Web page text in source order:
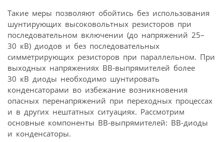
Такие меры позволяют обойтись без использования
шунтирующих высоковольтных резисторов при
последовательном включении (до напряжений 25–
30 кВ) диодов и без последовательных
симметрирующих резисторов при параллельном. При
выходных напряжениях ВВ-выпрямителей более
30 кВ диоды необходимо шунтировать
конденсаторами во избежание возникновения
опасных перенапряжений при переходных процессах
и в других нештатных ситуациях. Рассмотрим
основные компоненты ВВ-выпрямителей: ВВ-диоды
и конденсаторы.